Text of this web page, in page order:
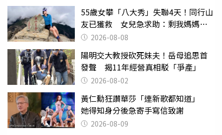
55歲女攀「八大秀」失聯4天！同行山
友已獲救 女兒急求助：剩我媽媽還
沒找到
2026-08-08
陽明交大教授砍死妹夫！岳母追思首
發聲 揭11年經營真相駁「爭產」
2026-08-02
黃仁勳狂讚華莎「連新歌都知道」
她得知身分後急寄手寫信致謝
2026-08-09